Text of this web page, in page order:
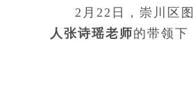
2月22日，崇川区
人张诗瑶老师的带领下